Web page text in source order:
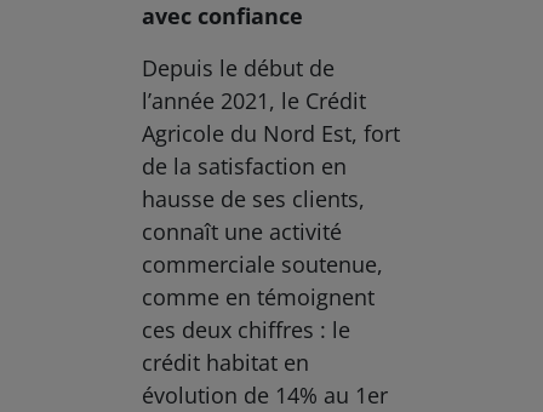
avec confiance
Depuis le début de
l’année 2021, le Crédit
Agricole du Nord Est, fort
de la satisfaction en
hausse de ses clients,
connaît une activité
commerciale soutenue,
comme en témoignent
ces deux chiffres : le
crédit habitat en
évolution de 14% au 1er